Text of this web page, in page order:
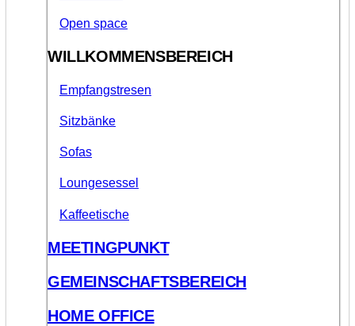
Open space
WILLKOMMENSBEREICH
Empfangstresen
Sitzbänke
Sofas
Loungesessel
Kaffeetische
MEETINGPUNKT
GEMEINSCHAFTSBEREICH
HOME OFFICE